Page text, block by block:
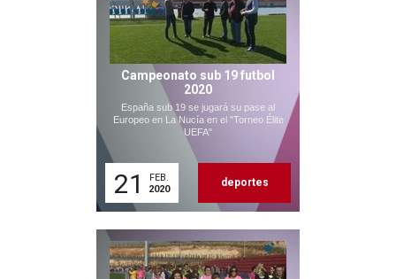
Campeonato sub 19 futbol
2020
España sub 19 se jugará su pase al
Europeo en La Nucía en el "Torneo Élite
UEFA"
21
FEB.
2020
deportes